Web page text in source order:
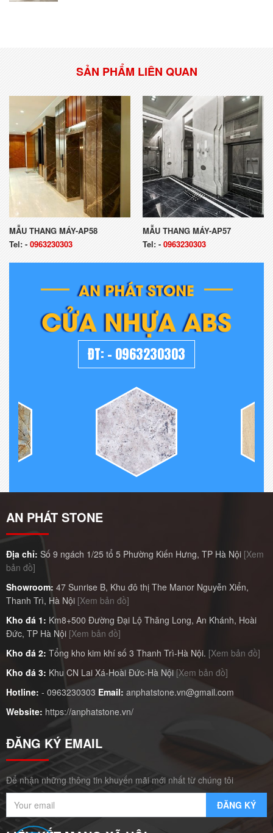
SẢN PHẨM LIÊN QUAN
MẪU THANG MÁY-AP58
Tel: - 0963230303
MẪU THANG MÁY-AP57
Tel: - 0963230303
AN PHÁT STONE
CỬA NHỰA ABS
ĐT: - 0963230303
AN PHÁT STONE
Địa chỉ: Số 9 ngách 1/25 tổ 5 Phường Kiến Hưng, TP Hà Nội [Xem
bản đồ]
Showroom: 47 Sunrise B, Khu đô thị The Manor Nguyễn Xiển,
Thanh Trì, Hà Nội [Xem bản đồ]
Kho đá 1: Km8+500 Đường Đại Lộ Thăng Long, An Khánh, Hoài
Đức, TP Hà Nội [Xem bản đồ]
Kho đá 2: Tổng kho kim khí số 3 Thanh Trì-Hà Nội. [Xem bản đồ]
Kho đá 3: Khu CN Lai Xá-Hoài Đức-Hà Nội [Xem bản đồ]
Hotline: - 0963230303 Email: anphatstone.vn@gmail.com
Website: https://anphatstone.vn/
ĐĂNG KÝ EMAIL
Để nhận những thông tin khuyến mãi mới nhất từ chúng tôi